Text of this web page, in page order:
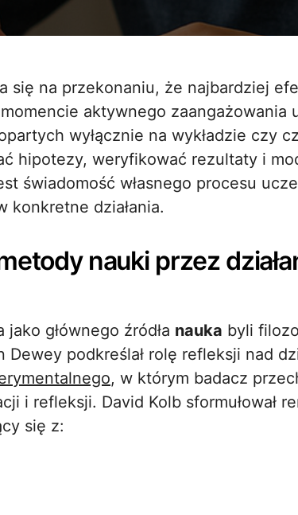
się na przekonaniu, że najbardziej
aktywnego zaangażowania
wyłącznie na wykładzie czy
hipotezy, weryfikować rezultaty i
świadomość własnego procesu
konkretne działania.
nauki przez
głównego źródła nauka byli
podkreślał rolę refleksji nad
, w którym badacz
i refleksji. David Kolb sformułował
się z: